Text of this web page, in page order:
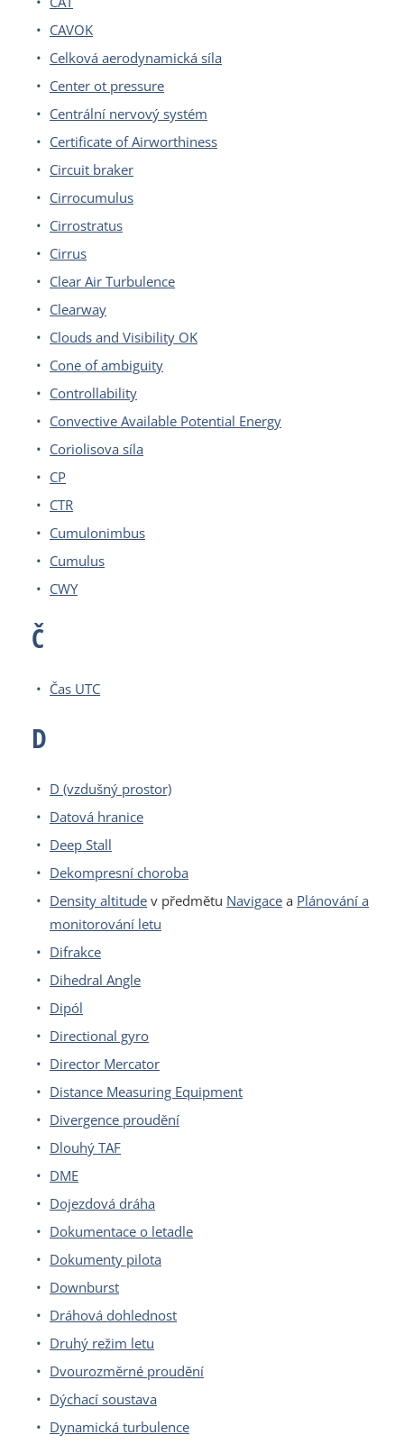
CAVOK
Celková aerodynamická síla
Center ot pressure
Centrální nervový systém
Certificate of Airworthiness
Circuit braker
Cirrocumulus
Cirrostratus
Cirrus
Clear Air Turbulence
Clearway
Clouds and Visibility OK
Cone of ambiguity
Controllability
Convective Available Potential Energy
Coriolisova síla
CP
CTR
Cumulonimbus
Cumulus
CWY
Č
Čas UTC
D
D (vzdušný prostor)
Datová hranice
Deep Stall
Dekompresní choroba
Density altitude v předmětu Navigace a Plánování a
monitorování letu
Difrakce
Dihedral Angle
Dipól
Directional gyro
Director Mercator
Distance Measuring Equipment
Divergence proudění
Dlouhý TAF
DME
Dojezdová dráha
Dokumentace o letadle
Dokumenty pilota
Downburst
Dráhová dohlednost
Druhý režim letu
Dvourozměrné proudění
Dýchací soustava
Dynamická turbulence